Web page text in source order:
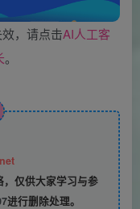
，请点击AI人工客
。
仅供大家学习与参
进行删除处理。